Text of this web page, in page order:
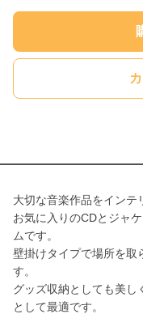
大切な音楽作品をインテ
お気に入りのCDとジャ
ムです。
壁掛けタイプで場所を取
す。
グッズ収納としても美し
として最適です。